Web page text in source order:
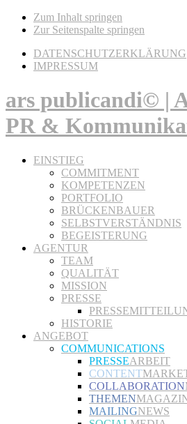
Zum Inhalt springen
Zur Seitenspalte springen
DATENSCHUTZERKLÄRUNG
IMPRESSUM
ars publicandi© |
PR &
EINSTIEG
COMMITMENT
KOMPETENZEN
PORTFOLIO
BRÜCKENBAUER
SELBSTVERSTÄNDNIS
BEGEISTERUNG
AGENTUR
TEAM
QUALITÄT
MISSION
PRESSE
HISTORIE
ANGEBOT
COMMUNICATIONS
PRESSEARBEIT
CONTENT
COLLABORATION
THEMEN
MAILINGNEWS